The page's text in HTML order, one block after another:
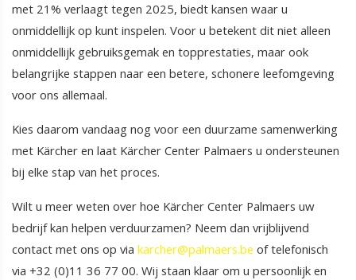
met 21% verlaagt tegen 2025, biedt kansen waar u
onmiddellijk op kunt inspelen. Voor u betekent dit niet alleen
onmiddellijk gebruiksgemak en topprestaties, maar ook
belangrijke stappen naar een betere, schonere leefomgeving
voor ons allemaal.
Kies daarom vandaag nog voor een duurzame samenwerking
met Kärcher en laat Kärcher Center Palmaers u ondersteunen
bij elke stap van het proces.
Wilt u meer weten over hoe Kärcher Center Palmaers uw
bedrijf kan helpen verduurzamen? Neem dan vrijblijvend
contact met ons op via karcher@palmaers.be of telefonisch
via +32 (0)11 36 77 00. Wij staan klaar om u persoonlijk en